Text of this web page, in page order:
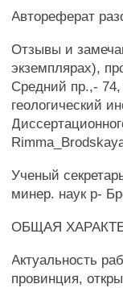
Автореферат
Отзывы и
экземплярах),
Средний пр.,- 74,
геологический
Ученый
минер. наук р-
ОБЩАЯ
Актуальность
провинция,